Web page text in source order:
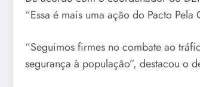
“Essa é mais uma ação do Pacto
“Seguimos firmes no combate ao
segurança à população”, destacou o